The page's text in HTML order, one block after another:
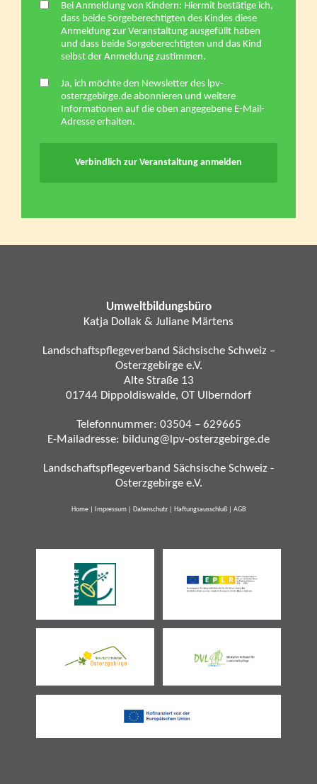
Bei Anmeldung von Kindern: Hiermit bestätige ich,
dass beide Sorgeberechtigten des Kindes diese
Anmeldung zur Veranstaltung ausgefüllt haben
und dass beide Sorgeberechtigten und das Kind
selbst der Anmeldung zustimmen.
Ja, ich möchte den Newsletter des lpv-
osterzgebirge.de abonnieren und weitere
Informationen auf die oben angegebene E-Mail-
Adresse erhalten.
Verbindlich zur Veranstaltung anmelden
Umweltbildungsbüro
Katja Dollak & Juliane Märtens
Landschaftspflegeverband Sächsische Schweiz –
Osterzgebirge e.V.
Alte Straße 13
01744 Dippoldiswalde, OT Ulberndorf
Telefonnummer: 03504 – 629665
E-Mailadresse: bildung@lpv-osterzgebirge.de
Landschaftspflegeverband Sächsische Schweiz -
Osterzgebirge e.V.
Home Impressum Datenschutz Haftungsausschluß AGB